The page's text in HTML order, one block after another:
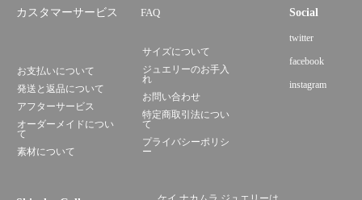
カスタマーサービス FAQ
お支払いについて
発送と返品について
アフターサービス
オーダーメイドについ
て
素材について
サイズについて
ジュエリーのお手入
れ
お問い合わせ
特定商取引法につい
て
プライバシーポリシ
ー
Social
twitter
facebook
instagram